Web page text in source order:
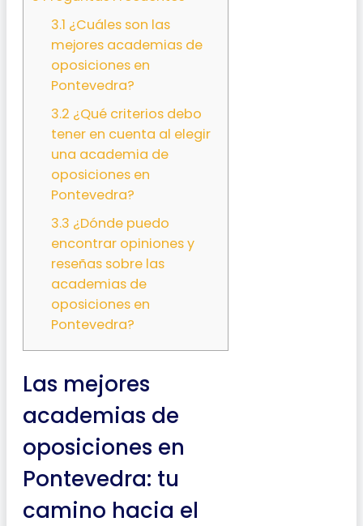
3.1 ¿Cuáles son las
mejores academias de
oposiciones en
Pontevedra?
3.2 ¿Qué criterios debo
tener en cuenta al elegir
una academia de
oposiciones en
Pontevedra?
3.3 ¿Dónde puedo
encontrar opiniones y
reseñas sobre las
academias de
oposiciones en
Pontevedra?
Las mejores
academias de
oposiciones en
Pontevedra: tu
camino hacia el